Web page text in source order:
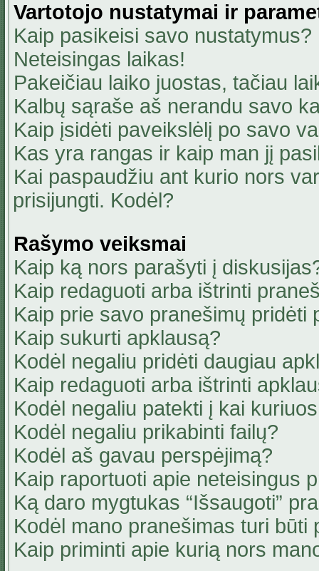
Vartotojo nustatymai ir
Kaip pasikeisi savo nustatymus?
Neteisingas laikas!
Pakeičiau laiko juostas, tačiau
Kalbų sąraše aš nerandu savo
Kaip įsidėti paveikslėlį po savo
Kas yra rangas ir kaip man jį
Kai paspaudžiu ant kurio nors
prisijungti. Kodėl?
Rašymo veiksmai
Kaip ką nors parašyti į
Kaip redaguoti arba ištrinti
Kaip prie savo pranešimų pridėti
Kaip sukurti apklausą?
Kodėl negaliu pridėti daugiau
Kaip redaguoti arba ištrinti
Kodėl negaliu patekti į kai
Kodėl negaliu prikabinti failų?
Kodėl aš gavau perspėjimą?
Kaip raportuoti apie neteisingus
Ką daro mygtukas “Išsaugoti”
Kodėl mano pranešimas turi būti
Kaip priminti apie kurią nors